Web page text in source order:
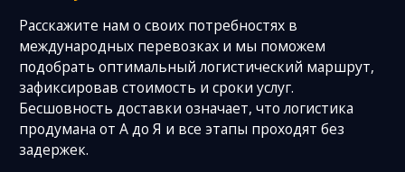
Расскажите нам о своих потребностях в
международных перевозках и мы поможем
подобрать оптимальный логистический маршрут,
зафиксировав стоимость и сроки услуг.
Бесшовность доставки означает, что логистика
продумана от А до Я и все этапы проходят без
задержек.